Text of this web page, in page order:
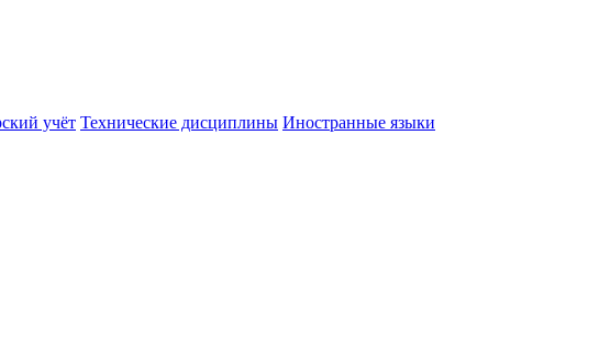
учёт Технические дисциплины Иностранные языки